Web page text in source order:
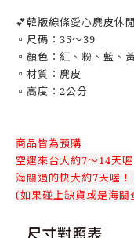
💕韓版線條愛心麂皮休
▫️尺碼：35～39
▫️顏色：紅、粉、藍、
▫️材質：麂皮
▫️高度：2公分
商品皆為預購
空運來台大約7～14天喔
海關過的快大約7天喔！
(如果碰上缺貨或是海關